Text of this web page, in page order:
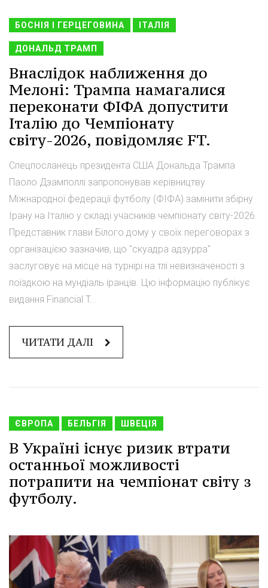
БОСНІЯ І ГЕРЦЕГОВИНА ІТАЛІЯ
ДОНАЛЬД ТРАМП
Внаслідок наближення до
Мелоні: Трампа намагалися
переконати ФІФА допустити
Італію до Чемпіонату
світу-2026, повідомляє FT.
Спецпосланець президента США Дональда Трампа
Паоло Дзамполлі запропонував керівництву
Міжнародної федерації футболу (ФІФА) замінити збірну
Ірану на Італію у складі учасників чемпіонату світу-2026.
Представник глави Білого дому у своїх переговорах з
організацією зазначив, що "скуадра адзурра"
заслуговує на місце на турнірі на тлі невизначеності з
поїздкою на мундіаль іранців. Цю інформацію публікує
видання Financial T...
ЧИТАТИ ДАЛІ
ЄВРОПА БЕЛЬГІЯ ШВЕЦІЯ
В Україні існує ризик втрати
останньої можливості
потрапити на чемпіонат світу з
футболу.